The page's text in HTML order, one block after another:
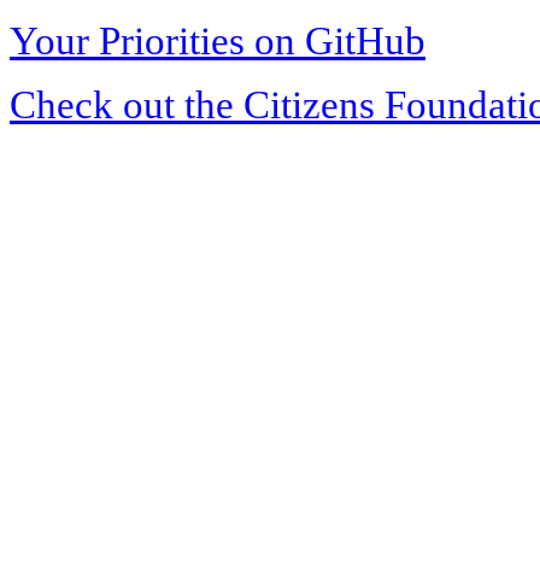
Your Priorities on GitHub
Check out the Citizens